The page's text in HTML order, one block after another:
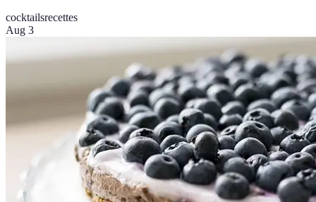
cocktailsrecettes
Aug 3